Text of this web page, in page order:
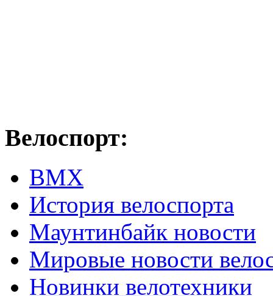
Велоспорт:
ВМХ
История велоспорта
Маунтинбайк новости
Мировые новости
Новинки велотехники